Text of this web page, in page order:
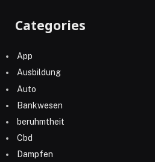
Categories
App
Ausbildung
Auto
Bankwesen
beruhmtheit
Cbd
Dampfen